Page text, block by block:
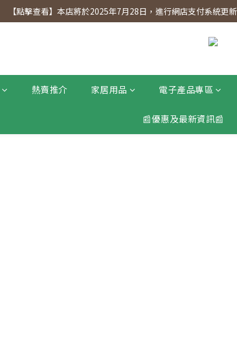
【點擊查看】會員專享 星期三全單95折!!!（優惠期
【點擊查看】本店將於2025年7月28日，進行網店支付系統
熱賣推介 家居用品 電子產品專區
📰優惠及最新資訊📰